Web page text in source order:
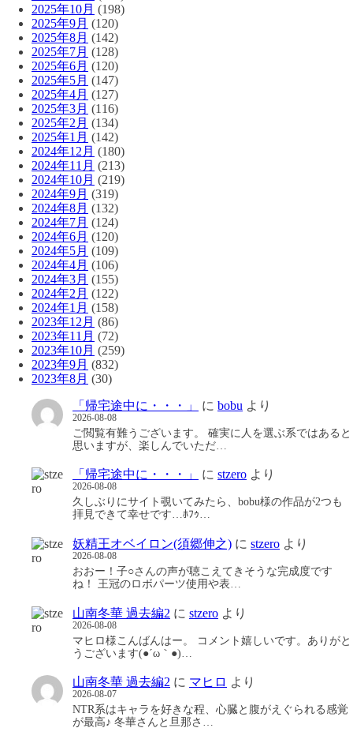
2025年10月 (198)
2025年9月 (120)
2025年8月 (142)
2025年7月 (128)
2025年6月 (120)
2025年5月 (147)
2025年4月 (127)
2025年3月 (116)
2025年2月 (134)
2025年1月 (142)
2024年12月 (180)
2024年11月 (213)
2024年10月 (219)
2024年9月 (319)
2024年8月 (132)
2024年7月 (124)
2024年6月 (120)
2024年5月 (109)
2024年4月 (106)
2024年3月 (155)
2024年2月 (122)
2024年1月 (158)
2023年12月 (86)
2023年11月 (72)
2023年10月 (259)
2023年9月 (832)
2023年8月 (30)
「帰宅途中に・・・」
に bobu より
2026-08-08
ご閲覧有難うございます。 確実に人を選ぶ系ではあると
思いますが、楽しんでいただ…
「帰宅途中に・・・」 に stzero より
2026-08-08
久しぶりにサイト覗いてみたら、bobu様の作品が2つも
拝見できて幸せです…ﾎﾌｩ…
妖精王オベイロン(須郷伸之) に stzero より
2026-08-08
おおー！子○さんの声が聴こえてきそうな完成度です
ね！ 王冠のロボパーツ使用や表…
山南冬華 過去編2 に stzero より
2026-08-08
マヒロ様こんばんはー。 コメント嬉しいです。ありがと
うございます(●´ω｀●)…
山南冬華 過去編2 に マヒロ より
2026-08-07
NTR系はキャラを好きな程、心臓と腹がえぐられる感覚
が最高♪ 冬華さんと旦那さ…